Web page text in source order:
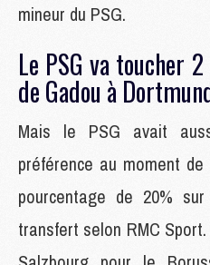
mineur du PSG.
Le PSG va toucher
de Gadou à
Mais le PSG avait
préférence au moment
pourcentage de 20%
transfert selon RMC